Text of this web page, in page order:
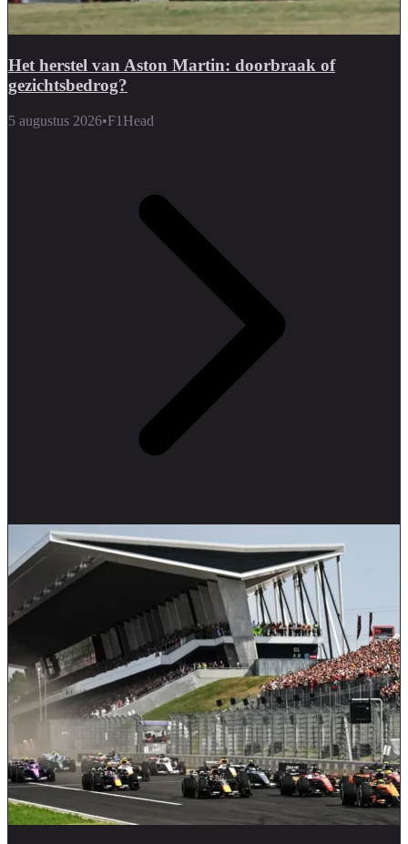
Het herstel van Aston Martin: doorbraak of
gezichtsbedrog?
5 augustus 2026•F1Head